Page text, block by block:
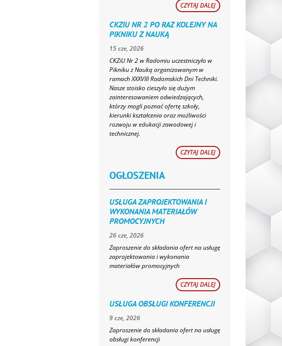
CZYTAJ DALEJ
CKZIU NR 2 PO RAZ KOLEJNY NA
PIKNIKU Z NAUKĄ
15 cze, 2026
CKZiU Nr 2 w Radomiu uczestniczyło w
Pikniku z Nauką organizowanym w
ramach XXXVIII Radomskich Dni Techniki.
Nasze stoisko cieszyło się dużym
zainteresowaniem odwiedzających,
którzy mogli poznać ofertę szkoły,
kierunki kształcenia oraz możliwości
rozwoju w edukacji zawodowej i
technicznej.
CZYTAJ DALEJ
OGŁOSZENIA
USŁUGA ZAPROJEKTOWANIA I
WYKONANIA MATERIAŁÓW
PROMOCYJNYCH
26 cze, 2026
Zaproszenie do składania ofert na usługę
zaprojektowania i wykonania
materiałów promocyjnych
CZYTAJ DALEJ
USŁUGA OBSŁUGI KONFERENCJI
9 cze, 2026
Zaproszenie do składania ofert na usługę
obsługi konferencji